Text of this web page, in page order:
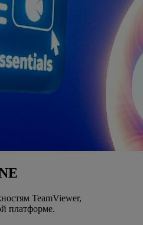
TeamViewer,
платформе.